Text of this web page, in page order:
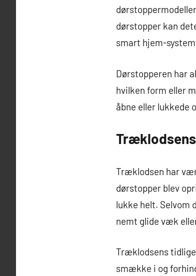
dørstopper kan
smart hjem-
Dørstopperen har
hvilken form eller
åbne eller lukkede
Træklodsen har
dørstopper blev
lukke helt. Selvom
nemt glide væk
Træklodsens
smække i og